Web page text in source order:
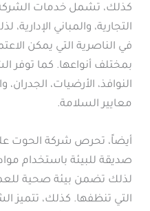
كذلك، تشمل خدمات الشركة
التجارية، والمباني
في الناصرية التي يمكن
بمختلف أنواعها. كما
النوافذ، الأرضيات، الجدران،
معايير السلامة.
أيضاً، تحرص شركة الحوت
صديقة للبيئة باستخدام
لذلك تضمن بيئة صحية
التي تنظفها. كذلك، تتميز